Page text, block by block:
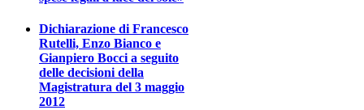
Dichiarazione di Francesco
Rutelli, Enzo Bianco e
Gianpiero Bocci a seguito
delle decisioni della
Magistratura del 3 maggio
2012